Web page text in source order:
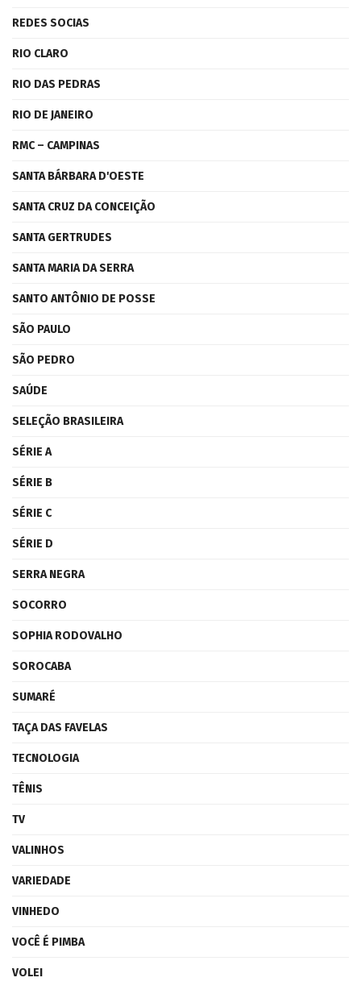
REDES SOCIAS
RIO CLARO
RIO DAS PEDRAS
RIO DE JANEIRO
RMC – CAMPINAS
SANTA BÁRBARA D'OESTE
SANTA CRUZ DA CONCEIÇÃO
SANTA GERTRUDES
SANTA MARIA DA SERRA
SANTO ANTÔNIO DE POSSE
SÃO PAULO
SÃO PEDRO
SAÚDE
SELEÇÃO BRASILEIRA
SÉRIE A
SÉRIE B
SÉRIE C
SÉRIE D
SERRA NEGRA
SOCORRO
SOPHIA RODOVALHO
SOROCABA
SUMARÉ
TAÇA DAS FAVELAS
TECNOLOGIA
TÊNIS
TV
VALINHOS
VARIEDADE
VINHEDO
VOCÊ É PIMBA
VOLEI